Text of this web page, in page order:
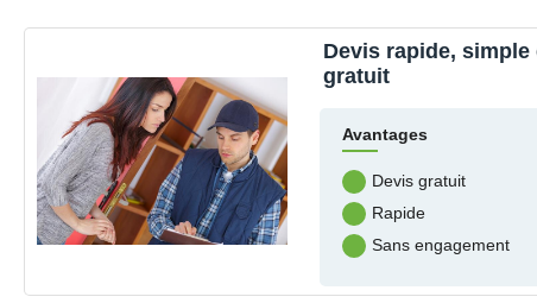
Devis rapide, simple
gratuit
Avantages
Devis gratuit
Rapide
Sans engagement